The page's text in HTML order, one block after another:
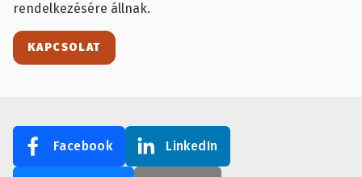
rendelkezésére állnak.
KAPCSOLAT
Facebook LinkedIn